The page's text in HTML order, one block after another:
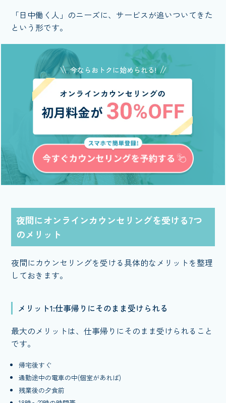
「日中働く人」のニーズに、サービスが追いついてきた
という形です。
今ならおトクに始められる!
夜間にオンラインカウンセリングを受ける7つ
のメリット
夜間にカウンセリングを受ける具体的なメリットを整理
しておきます。
メリット1:仕事帰りにそのまま受けられる
最大のメリットは、仕事帰りにそのまま受けられること
です。
帰宅後すぐ
通勤途中の電車の中(個室があれば)
残業後の夕食前